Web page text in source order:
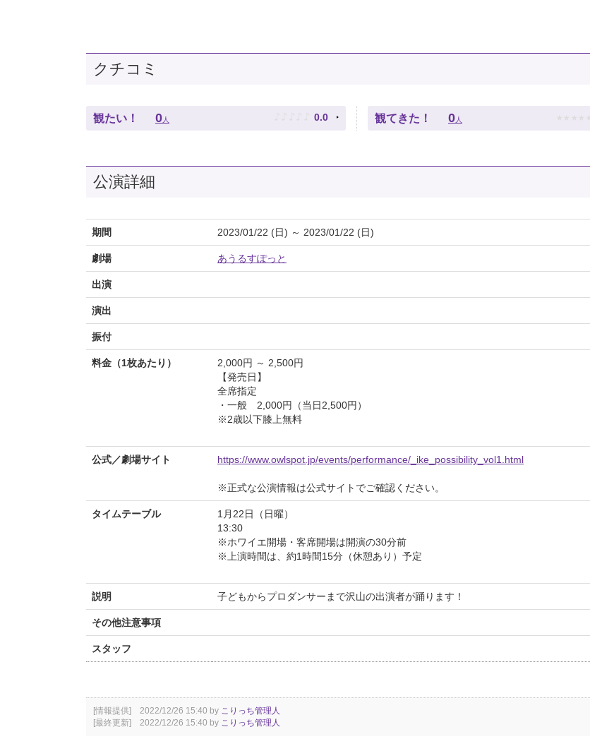
クチコミ
観たい！ 0 人 ♪ ♪ ♪ ♪ ♪ 0.0 観てきた！ 0 人 ★ ★ ★ ★ ★
公演詳細
期間 2023/01/22 (日) ～ 2023/01/22 (日)
劇場 あうるすぽっと
出演
演出
振付
料金（1枚あたり）
2,000円 ～ 2,500円
【発売日】
全席指定
・一般 2,000円（当日2,500円）
※2歳以下膝上無料
公式／劇場サイト https://www.owlspot.jp/events/performance/_ike_possibility_vol1.html
※正式な公演情報は公式サイトでご確認ください。
タイムテーブル
1月22日（日曜）
13:30
※ホワイエ開場・客席開場は開演の30分前
※上演時間は、約1時間15分（休憩あり）予定
説明 子どもからプロダンサーまで沢山の出演者が踊ります！
その他注意事項
スタッフ
[情報提供] 2022/12/26 15:40 by こりっち管理人
[最終更新] 2022/12/26 15:40 by こりっち管理人